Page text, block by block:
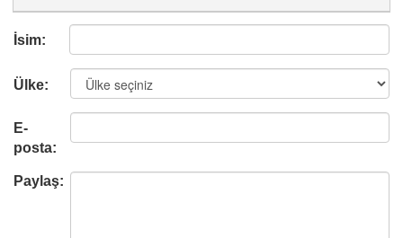
İsim:
Ülke:
E-
posta:
Paylaş: